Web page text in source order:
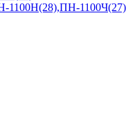
1100Н(28),ПН-1100Ч(27)